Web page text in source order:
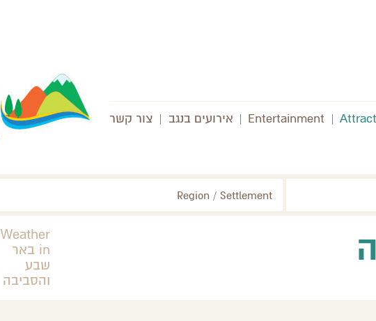
|
Entertainment
| אירועים בנגב | צור קשר
Region / Settlement
Weather
in באר
שבע
והסביבה